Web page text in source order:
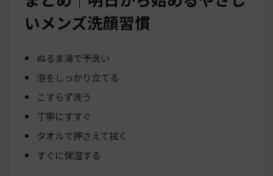
いメンズ洗顔習慣
ぬるま湯で予洗い
泡をしっかり立てる
こすらず洗う
丁寧にすすぐ
タオルで押さえて拭く
すぐに保湿する